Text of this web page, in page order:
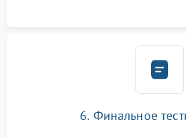
6. Финальное